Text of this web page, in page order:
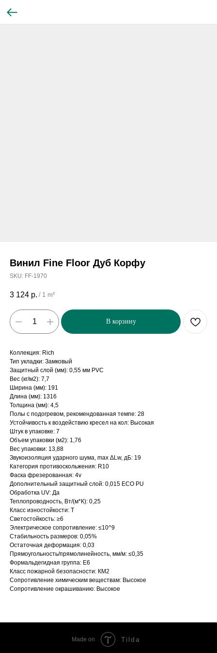
Винил Fine Floor Дуб Корфу
SKU: FF-1970
3 124 р. / 1 m²
В корзину
Коллекция: Rich
Тип укладки: Замковый
Защитный слой (мм): 0,55 мм PVC
Вес (кг/м2): 7,7
Ширина (мм): 191
Длина (мм): 1316
Толщина (мм): 4,5
Полы с подогревом, рекомендованная темпе: 28
Устойчивость к воздействию кресел на кол: Высокая
Штук в упаковке: 7
Объем упаковки (м2): 1,76
Вес упаковки: 13,88
Звукоизоляция ударного шума, max ΔLw, дБ: 19
Категория противоскольжения: R10
Фаска фрезерованная: 4v
Дополнительный защитный слой: 0,015 ECO PU
Обработка UV: Да
Теплопроводность, Вт/(м*К): 0,25
Класс изностойкости: Т
Светостойкость: ≥6
Электрическое сопротивление: ≤10^9
Стабильность размеров: 0,05%
Остаточная деформация: 0,03
Прямоугольность/прямолинейность, мм/м: ≤0,35
Формальдегидная группа: Е6
Класс пожарной безопасности: КМ2
Сопротивление химическим веществам: Высокое
Сопротивление окрашиванию: Высокое
Made on Tilda